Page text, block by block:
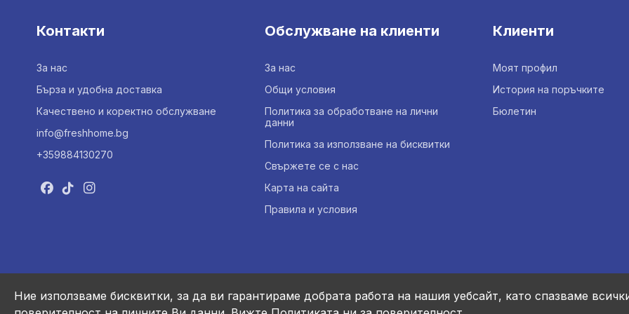
Ние използваме бисквитки, за да ви гарантираме добрата работа на нашия уебсайт, като спазваме
Контакти
За нас
Бърза и удобна доставка
Качествено и коректно обслужване
info@freshhome.bg
+359884130270
Обслужване на клиенти
За нас
Общи условия
Политика за обработване на лични
данни
Политика за използване на бисквитки
Свържете се с нас
Карта на сайта
Правила и условия
Клиенти
Моят профил
История на поръчките
Бюлетин